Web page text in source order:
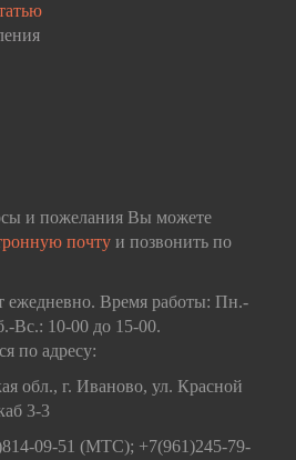
и пожелания Вы можете
почту и позвонить по
ежедневно. Время работы: Пн.-
Вс.: 10-00 до 15-00.
по адресу:
обл., г. Иваново, ул. Красной
3-3
09-51 (МТС); +7(961)245-79-